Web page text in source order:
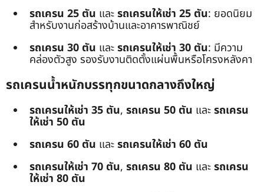
รถเครน 25 ตัน และรถเครนให้เช่า 25 ตัน: ยอดนิยม
สำหรับงานก่อสร้างบ้านและอาคารพาณิชย์
รถเครน 30 ตัน และรถเครนให้เช่า 30 ตัน: มีความ
คล่องตัวสูง รองรับงานติดตั้งแผ่นพื้นหรือโครงหลังคา
รถเครนน้ำหนักบรรทุกขนาดกลางถึงใหญ่
รถเครนให้เช่า 35 ตัน, รถเครน 50 ตัน และรถเครน
ให้เช่า 50 ตัน
รถเครน 60 ตัน และรถเครนให้เช่า 60 ตัน
รถเครนให้เช่า 70 ตัน, รถเครน 80 ตัน และรถเครน
ให้เช่า 80 ตัน